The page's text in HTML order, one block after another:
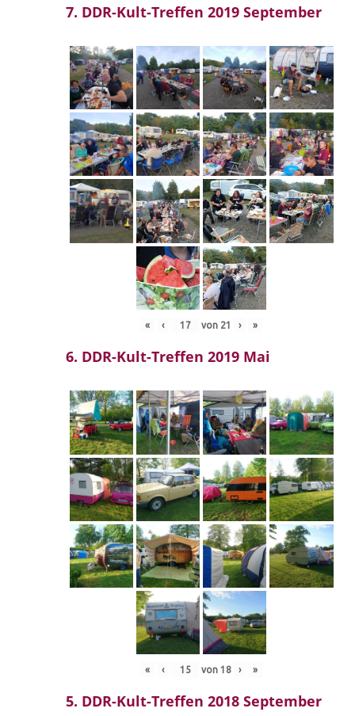
7. DDR-Kult-Treffen 2019 September
« ‹ von 21 › »
6. DDR-Kult-Treffen 2019 Mai
« ‹ von 18 › »
5. DDR-Kult-Treffen 2018 September